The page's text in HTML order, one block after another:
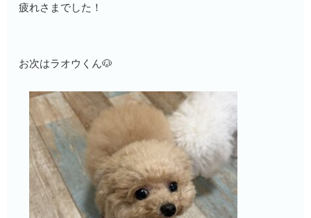
疲れさまでした！
お次はラオウくん🐶